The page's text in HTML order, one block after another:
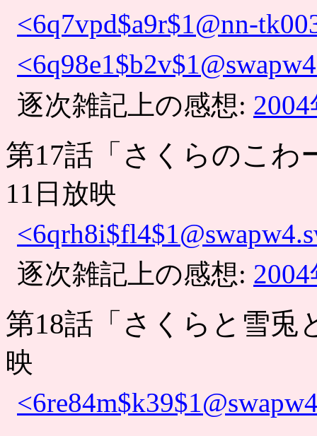
<6q7vpd$a9r$1@nn-
逐次雑記上の感想:
第17話「さくらのこわ
11日放映
逐次雑記上の感想:
第18話「さくらと雪兎
映